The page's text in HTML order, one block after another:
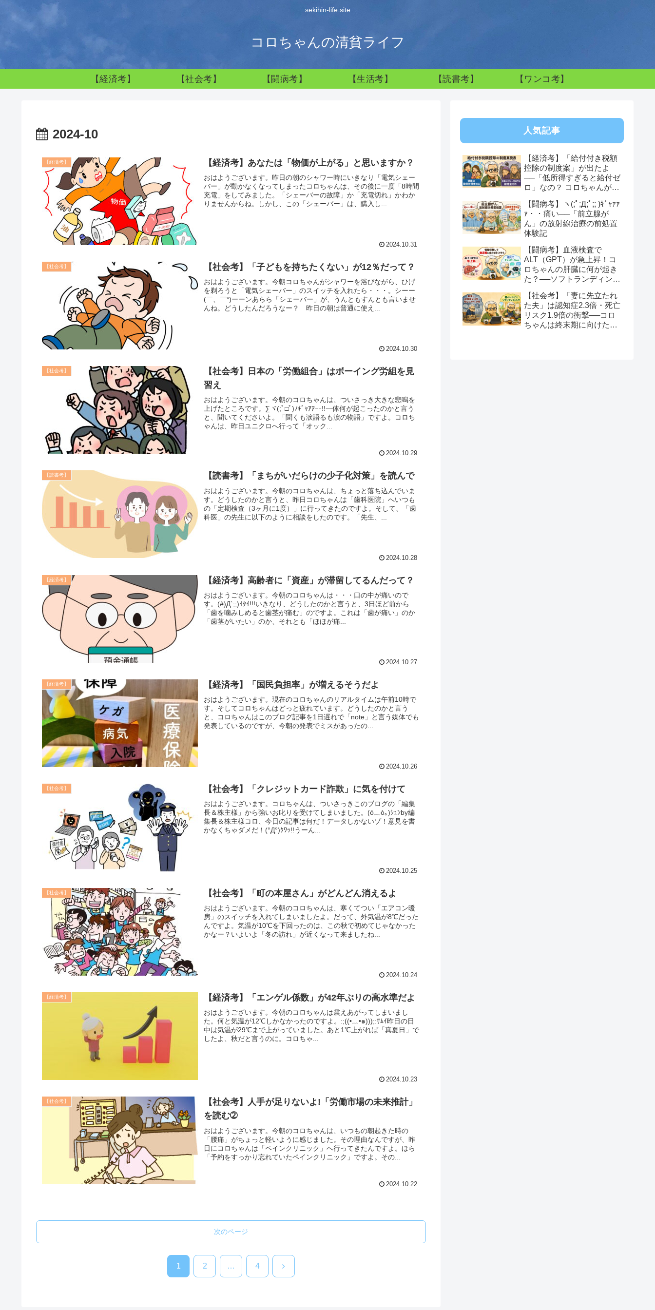
sekihin-life.site
コロちゃんの清貧ライフ
【経済考】 【社会考】 【闘病考】 【生活考】 【読書考】 【ワンコ考】
2024-10
【経済考】 【経済考】あなたは「物価が上がる」と思いますか？
おはようございます。昨日の朝のシャワー時にいきなり「電気シェー
バー」が動かなくなってしまったコロちゃんは、その後に一度「8時間
充電」をしてみました。「シェーバーの故障」か「充電切れ」かわか
りませんからね。しかし、この「シェーバー」は、購入し...
2024.10.31
【社会考】 【社会考】「子どもを持ちたくない」が12％だって？
おはようございます。今朝コロちゃんがシャワーを浴びながら、ひげ
を剃ろうと「電気シェーバー」のスイッチを入れたら・・・。シーー
(￣、￣*)ーーンあらら「シェーバー」が、うんともすんとも言いませ
んね。どうしたんだろうなー？ 昨日の朝は普通に使え...
2024.10.30
【社会考】
【社会考】日本の「労働組合」はボーイング労組を見
習え
おはようございます。今朝のコロちゃんは、ついさっき大きな悲鳴を
上げたところです。∑ヾ(;ﾟ□ﾟ)ﾉｷﾞｬｱｱｰｰ!!一体何が起こったのかと言う
と、聞いてくださいよ。「聞くも涙語るも涙の物語」ですよ。コロち
ゃんは、昨日ユニクロへ行って「オック...
2024.10.29
【読書考】 【読書考】「まちがいだらけの少子化対策」を読んで
おはようございます。今朝のコロちゃんは、ちょっと落ち込んでいま
す。どうしたのかと言うと、昨日コロちゃんは「歯科医院」へいつも
の「定期検査（3ヶ月に1度）」に行ってきたのですよ。そして、「歯
科医」の先生に以下のように相談をしたのです。「先生、...
2024.10.28
【経済考】 【経済考】高齢者に「資産」が滞留してるんだって？
おはようございます。今朝のコロちゃんは・・・口の中が痛いので
す。(#)Д`;;)ｲﾀｲ!!!いきなり、どうしたのかと言うと、3日ほど前から
「歯を噛みしめると歯茎が痛む」のですよ。これは「歯が痛い」のか
「歯茎がいたい」のか、それとも「ほほが痛...
2024.10.27
【経済考】 【経済考】「国民負担率」が増えるそうだよ
おはようございます。現在のコロちゃんのリアルタイムは午前10時で
す。そしてコロちゃんはどっと疲れています。どうしたのかと言う
と、コロちゃんはこのブログ記事を1日遅れで「note」と言う媒体でも
発表しているのですが、今朝の発表でミスがあったの...
2024.10.26
【社会考】 【社会考】「クレジットカード詐欺」に気を付けて
おはようございます。コロちゃんは、ついさっきこのブログの「編集
長＆株主様」から強いお叱りを受けてしまいました。(ó﹏ò｡)ｼｭﾝby編
集長＆株主様コロ、今日の記事は何だ！データしかないゾ！意見を書
かなくちゃダメだ！(°Д°)ｸﾜｯ!!うーん...
2024.10.25
【社会考】 【社会考】「町の本屋さん」がどんどん消えるよ
おはようございます。今朝のコロちゃんは、寒くてつい「エアコン暖
房」のスイッチを入れてしまいましたよ。だって、外気温が8℃だった
んですよ。気温が10℃を下回ったのは、この秋で初めてじゃなかった
かなー？いよいよ「冬の訪れ」が近くなって来ましたね...
2024.10.24
【経済考】 【経済考】「エンゲル係数」が42年ぶりの高水準だよ
おはようございます。今朝のコロちゃんは震えあがってしまいまし
た。何と気温が12℃しかなかったのですよ。:;((•﹏•๑)));:ｻﾑｲ昨日の日
中は気温が29℃まで上がっていました。あと1℃上がれば「真夏日」で
したよ、秋だと言うのに。コロちゃ...
2024.10.23
【社会考】
【社会考】人手が足りないよ!「労働市場の未来推計」
を読む➁
おはようございます。今朝のコロちゃんは、いつもの朝起きた時の
「腰痛」がちょっと軽いように感じました。その理由なんですが、昨
日にコロちゃんは「ペインクリニック」へ行ってきたんですよ。ほら
「予約をすっかり忘れていたペインクリニック」ですよ。その...
2024.10.22
次のページ
1 2 … 4 次
人気記事
【経済考】「給付付き税額
控除の制度案」が出たよ
──「低所得すぎると給付ゼ
ロ」なの？ コロちゃんが感
【闘病考】ヽ(;ﾟ;Д;ﾟ;; )ｷﾞｬｧｧ
ｧ・・痛い──「前立腺が
ん」の放射線治療の前処置
体験記
【闘病考】血液検査で
ALT（GPT）が急上昇！コ
ロちゃんの肝臓に何が起き
た？──ソフトランディング
方
【社会考】「妻に先立たれ
た夫」は認知症2.3倍・死亡
リスク1.9倍の衝撃──コロ
ちゃんは終末期に向けたソ